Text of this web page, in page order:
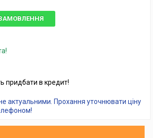
придбати в кредит!
актуальними. Прохання уточнювати ціну